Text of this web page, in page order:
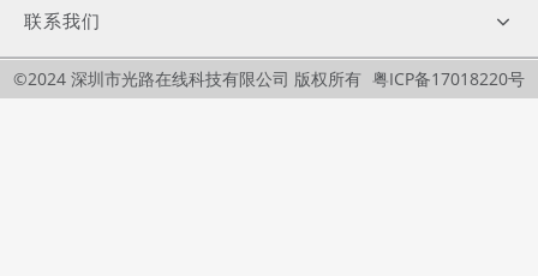
联系我们
©2024 深圳市光路在线科技有限公司 版权所有 粤ICP备17018220号